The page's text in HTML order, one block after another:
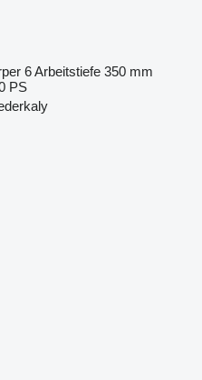
6Arbeitstiefe 350 mm
PS